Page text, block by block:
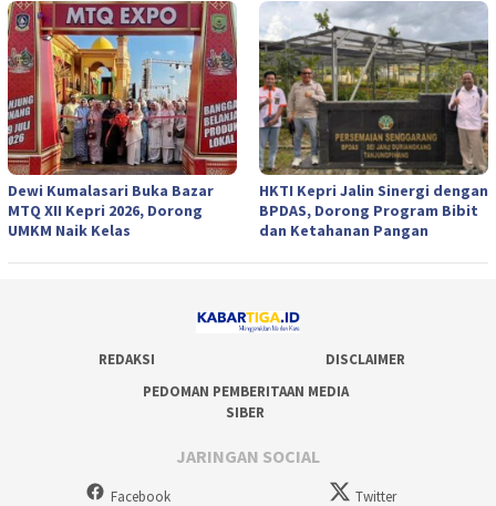
Dewi Kumalasari Buka Bazar
MTQ XII Kepri 2026, Dorong
UMKM Naik Kelas
HKTI Kepri Jalin Sinergi dengan
BPDAS, Dorong Program Bibit
dan Ketahanan Pangan
REDAKSI
DISCLAIMER
PEDOMAN PEMBERITAAN MEDIA
SIBER
JARINGAN SOCIAL
Facebook Twitter